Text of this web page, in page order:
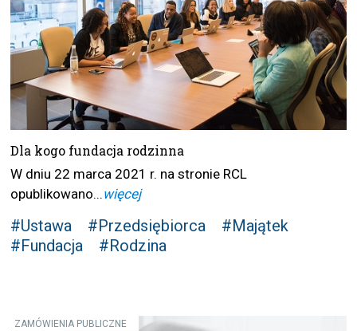
Dla kogo fundacja rodzinna
W dniu 22 marca 2021 r. na stronie RCL
opublikowano...więcej
#Ustawa #Przedsiębiorca
#Majątek
#Fundacja
#Rodzina
ZAMÓWIENIA PUBLICZNE